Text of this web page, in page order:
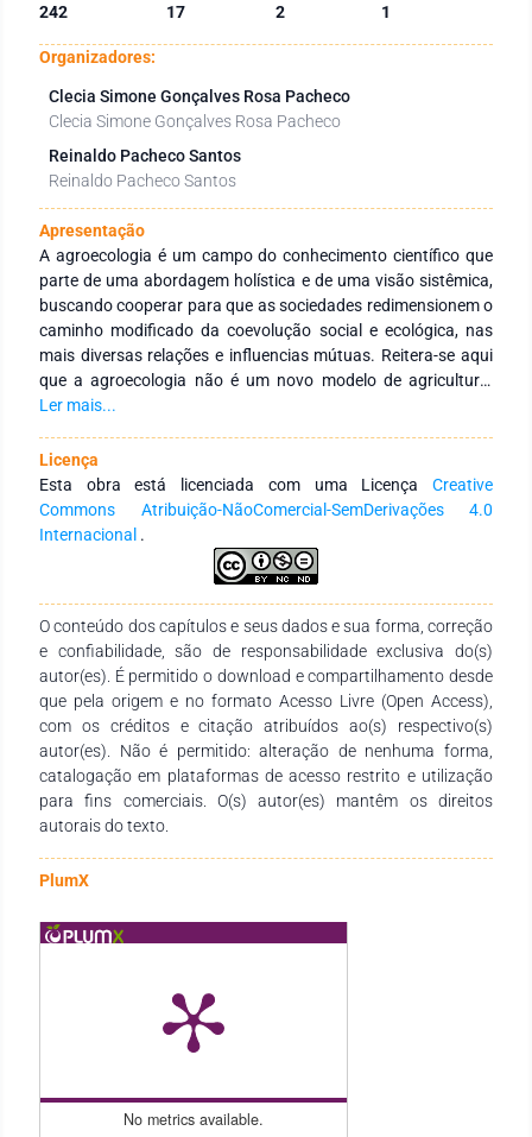
242
17 2 1
Organizadores:
Clecia Simone Gonçalves Rosa Pacheco
Clecia Simone Gonçalves Rosa Pacheco
Reinaldo Pacheco Santos
Reinaldo Pacheco Santos
Apresentação
A agroecologia é um campo do conhecimento científico que
parte de uma abordagem holística e de uma visão sistêmica,
buscando cooperar para que as sociedades redimensionem o
caminho modificado da coevolução social e ecológica, nas
mais diversas relações e influencias mútuas. Reitera-se aqui
que a agroecologia não é um novo modelo de agricultura,
nem também um novo modelo de tecnologia, e muito menos
defende uma agricultura de base ecológica, sendo capaz de
dar arrimo a uma transição com caráter de agricultura
sustentável. Acerca disto, a agroecologia procura agregar os
conhecimentos baseados na experiência dos povos e
sociedades, com os múltiplos conhecimentos das ciências,
proporcionando, tanto a concepção, apreciação e crítica do
atual modelo do desenvolvimento e de agricultura, como a
consignação de inovações estratégicas para o
desenvolvimento rural e novos desenhos de agriculturas mais
sustentáveis, a partir de uma abordagem transdisciplinar,
sistêmica, e holística e harmônica entre a sociedade e a
natureza. Com base nisto, esta obra tem sua gênese a partir
de um processo colaborativo entre pesquisadores, docentes e
discentes, essencialmente de graduação e pós-graduação,
que buscam qualificar as discussões neste espaço formativo.
Resulta, também, de movimentos interinstitucionais e de
ações de incentivo à pesquisa e à extensão que congregam
pesquisadores das mais diversas áreas do conhecimento e de
privadas de abrangência nacional e internacional. O volume 2
interinstitucionais nacionais e internacionais com redes de
pesquisa que tenham como foco, impulsionar a formação
continuada de agroecólogos, ambientalistas, agricultores,
socialização de conhecimentos, saberes e múltiplas vivências
e experiências, sendo possível orientar estratégias de
Ler mais...
Licença
Esta obra está licenciada com uma Licença Creative
Commons Atribuição-NãoComercial-SemDerivações 4.0
Internacional .
O conteúdo dos capítulos e seus dados e sua forma, correção
e confiabilidade, são de responsabilidade exclusiva do(s)
autor(es). É permitido o download e compartilhamento desde
que pela origem e no formato Acesso Livre (Open Access),
com os créditos e citação atribuídos ao(s) respectivo(s)
autor(es). Não é permitido: alteração de nenhuma forma,
catalogação em plataformas de acesso restrito e utilização
para fins comerciais. O(s) autor(es) mantêm os direitos
autorais do texto.
PlumX
No metrics available.